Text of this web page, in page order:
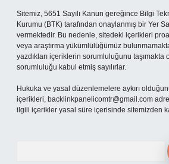
Sitemiz, 5651 Sayılı Kanun gereğince Bilgi
Kurumu (BTK) tarafından onaylanmış bir Yer
vermektedir. Bu nedenle, sitedeki içerikleri
veya araştırma yükümlülüğümüz
yazdıkları içeriklerin sorumluluğunu taşımakta
sorumluluğu kabul etmiş sayılırlar.
Hukuka ve yasal düzenlemelere aykırı
içerikleri, backlinkpanelicomtr@gmail.com
ilgili içerikler yasal süre içerisinde sitemizden